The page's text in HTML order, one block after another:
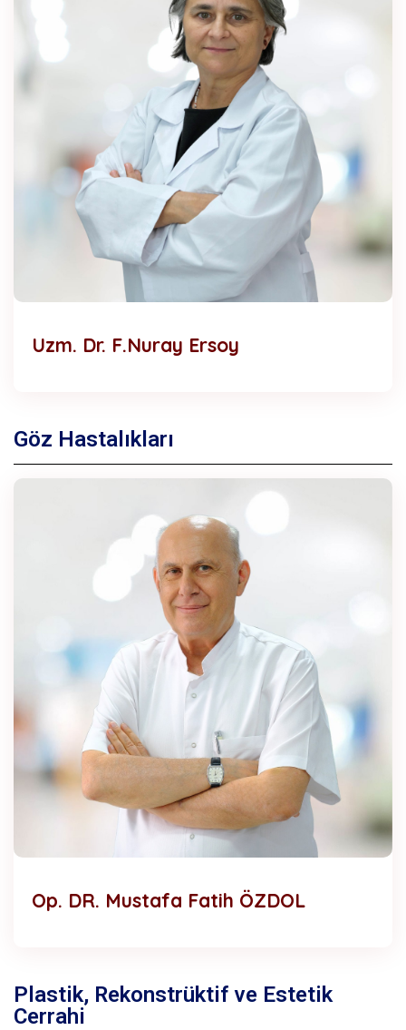
Uzm. Dr. F.Nuray Ersoy
Göz Hastalıkları
Op. DR. Mustafa Fatih ÖZDOL
Plastik, Rekonstrüktif ve Estetik
Cerrahi